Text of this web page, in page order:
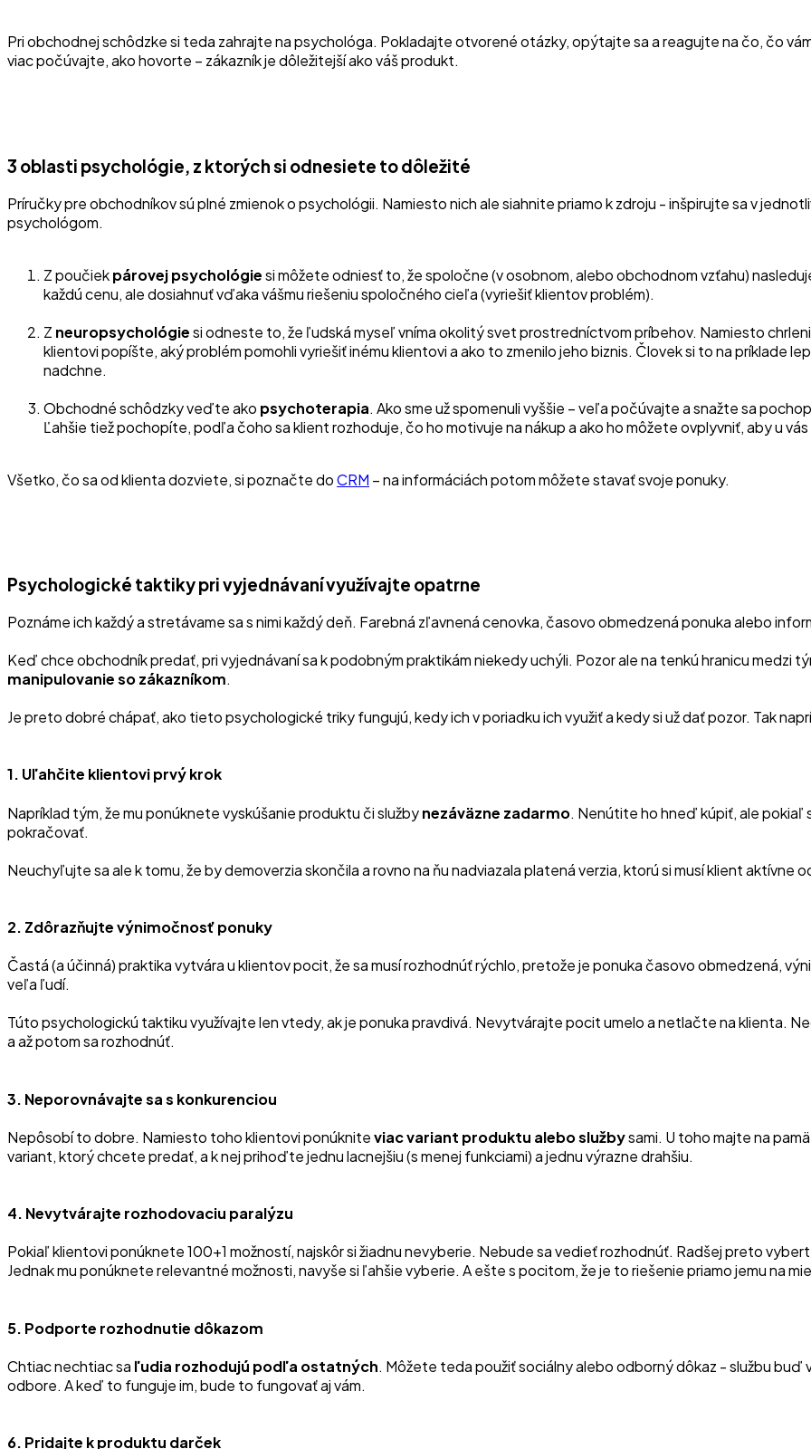
Pri obchodnej schôdzke si teda zahrajte na psychológa. Pokladajte otvorené otázky, opýtajte sa a reagujte na čo, čo
viac počúvajte, ako hovorte – zákazník je dôležitejší ako váš produkt.
3 oblasti psychológie, z ktorých si odnesiete to dôležité
Príručky pre obchodníkov sú plné zmienok o psychológii. Namiesto nich ale siahnite priamo k zdroju - inšpirujte sa v
psychológom.
Z poučiekpárovej psychológiesi môžete odniesť to, že spoločne (v osobnom, alebo obchodnom vzťahu)
každú cenu, ale dosiahnuť vďaka vášmu riešeniu spoločného cieľa (vyriešiť klientov problém).
Z neuropsychológiesi odneste to, že ľudská myseľ vníma okolitý svet prostredníctvom príbehov. Namiesto
klientovi popíšte, aký problém pomohli vyriešiť inému klientovi a ako to zmenilo jeho biznis. Človek si to na príklade
nadchne.
Obchodné schôdzky veďte ako psychoterapia. Ako sme už spomenuli vyššie – veľa počúvajte a snažte sa
Ľahšie tiež pochopíte, podľa čoho sa klient rozhoduje, čo ho motivuje na nákup a ako ho môžete ovplyvniť, aby u vás
Všetko, čo sa od klienta dozviete, si poznačte doCRM – na informáciách potom môžete stavať svoje ponuky.
Psychologické taktiky pri vyjednávaní využívajte opatrne
Poznáme ich každý a stretávame sa s nimi každý deň. Farebná zľavnená cenovka, časovo obmedzená ponuka alebo
Keď chce obchodník predať, pri vyjednávaní sa k podobným praktikám niekedy uchýli. Pozor ale na tenkú hranicu medzi
manipulovanie so zákazníkom.
Je preto dobré chápať, ako tieto psychologické triky fungujú, kedy ich v poriadku ich využiť a kedy si už dať pozor. Tak
1. Uľahčite klientovi prvý krok
Napríklad tým, že mu ponúknete vyskúšanie produktu či službynezáväzne zadarmo. Nenútite ho hneď kúpiť, ale pokiaľ
pokračovať.
Neuchyľujte sa ale k tomu, že by demoverzia skončila a rovno na ňu nadviazala platená verzia, ktorú si musí klient aktívne
2. Zdôrazňujte výnimočnosť ponuky
Častá (a účinná) praktika vytvára u klientov pocit, že sa musí rozhodnúť rýchlo, pretože je ponuka časovo obmedzená,
veľa ľudí.
Túto psychologickú taktiku využívajte len vtedy, ak je ponuka pravdivá. Nevytvárajte pocit umelo a netlačte na klienta.
a až potom sa rozhodnúť.
3. Neporovnávajte sa s konkurenciou
Nepôsobí to dobre. Namiesto toho klientovi ponúkniteviac variant produktu alebo službysami. U toho majte na
variant, ktorý chcete predať, a k nej prihoďte jednu lacnejšiu (s menej funkciami) a jednu výrazne drahšiu.
4. Nevytvárajte rozhodovaciu paralýzu
Pokiaľ klientovi ponúknete 100+1 možností, najskôr si žiadnu nevyberie. Nebude sa vedieť rozhodnúť. Radšej preto
Jednak mu ponúknete relevantné možnosti, navyše si ľahšie vyberie. A ešte s pocitom, že je to riešenie priamo jemu na
5. Podporte rozhodnutie dôkazom
Chtiac nechtiac sa ľudia rozhodujú podľa ostatných. Môžete teda použiť sociálny alebo odborný dôkaz - službu
odbore. A keď to funguje im, bude to fungovať aj vám.
6. Pridajte k produktu darček